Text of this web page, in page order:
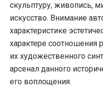
скульптуру, живопись,
искусство. Внимание
характеристике
характере соотношения
их художественного
арсенал данного
его воплощения.